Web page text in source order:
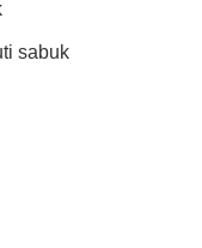
sabuk